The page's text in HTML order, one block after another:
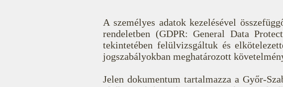
A személyes adatok kezelésével
rendeletben (GDPR: General Data
tekintetében felülvizsgáltuk és
jogszabályokban meghatározott
Jelen dokumentum tartalmazza a Győr-